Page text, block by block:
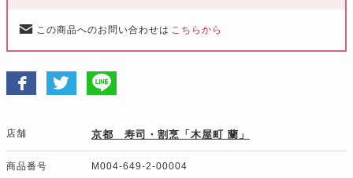
この商品へのお問い合わせは こちらから
店舗 京都 寿司・割烹「木屋町 蘭」
商品番号 M004-649-2-00004